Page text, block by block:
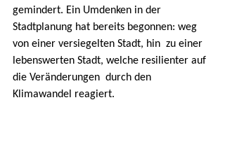
gemindert. Ein Umdenken in der
Stadtplanung hat bereits begonnen: weg
von einer versiegelten Stadt, hin  zu einer
lebenswerten Stadt, welche resilienter auf
die Veränderungen  durch den
Klimawandel reagiert.